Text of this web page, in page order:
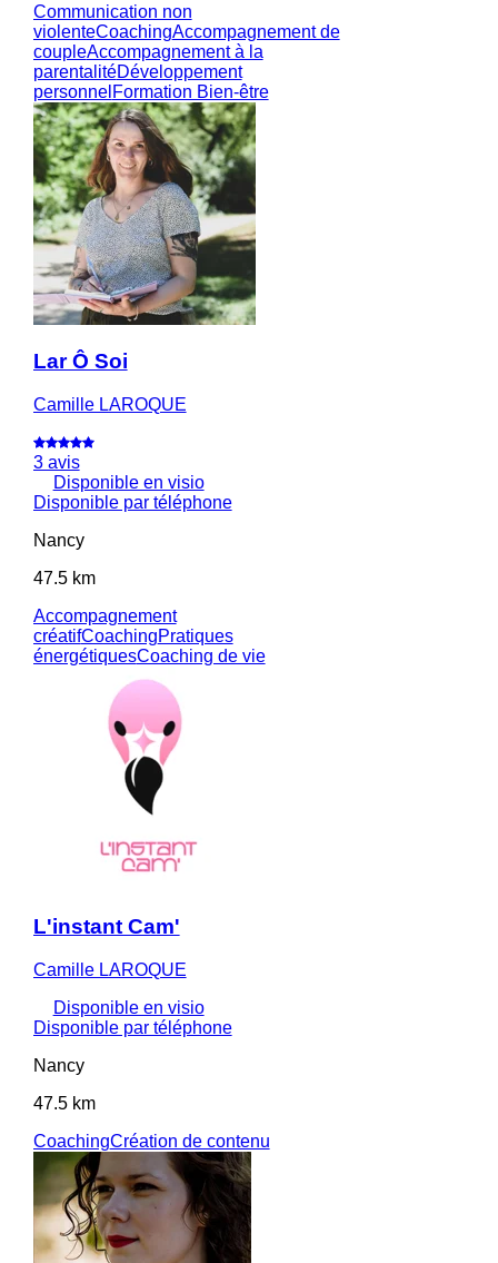
Communication non
violenteCoachingAccompagnement de
coupleAccompagnement à la
parentalitéDéveloppement
personnel Formation Bien-être
Lar Ô Soi
Camille LAROQUE
3 avis
Disponible en visio
Disponible par téléphone
Nancy
47.5 km
Accompagnement
créatifCoachingPratiques
énergétiquesCoaching de vie
L'instant Cam'
Camille LAROQUE
Disponible en visio
Disponible par téléphone
Nancy
47.5 km
CoachingCréation de contenu